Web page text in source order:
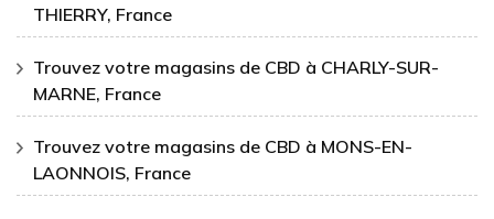
THIERRY, France
Trouvez votre magasins de CBD à CHARLY-SUR-
MARNE, France
Trouvez votre magasins de CBD à MONS-EN-
LAONNOIS, France